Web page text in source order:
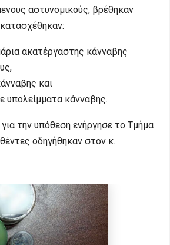
αστυνομικούς, βρέθηκαν
ακατέργαστης κάνναβης
και
υπολείμματα κάνναβης.
την υπόθεση ενήργησε το Τμήμα
οδηγήθηκαν στον κ.